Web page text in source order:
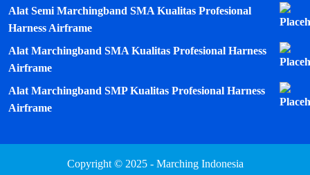
Alat Semi Marchingband SMA Kualitas Profesional
Harness Airframe
Alat Marchingband SMA Kualitas Profesional Harness
Airframe
Alat Marchingband SMP Kualitas Profesional Harness
Airframe
Copyright © 2025 - Marching Indonesia